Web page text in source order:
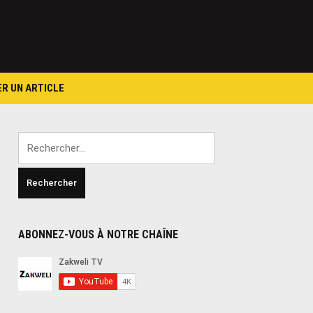
UN ARTICLE
ABONNEZ-VOUS À NOTRE CHAÎNE